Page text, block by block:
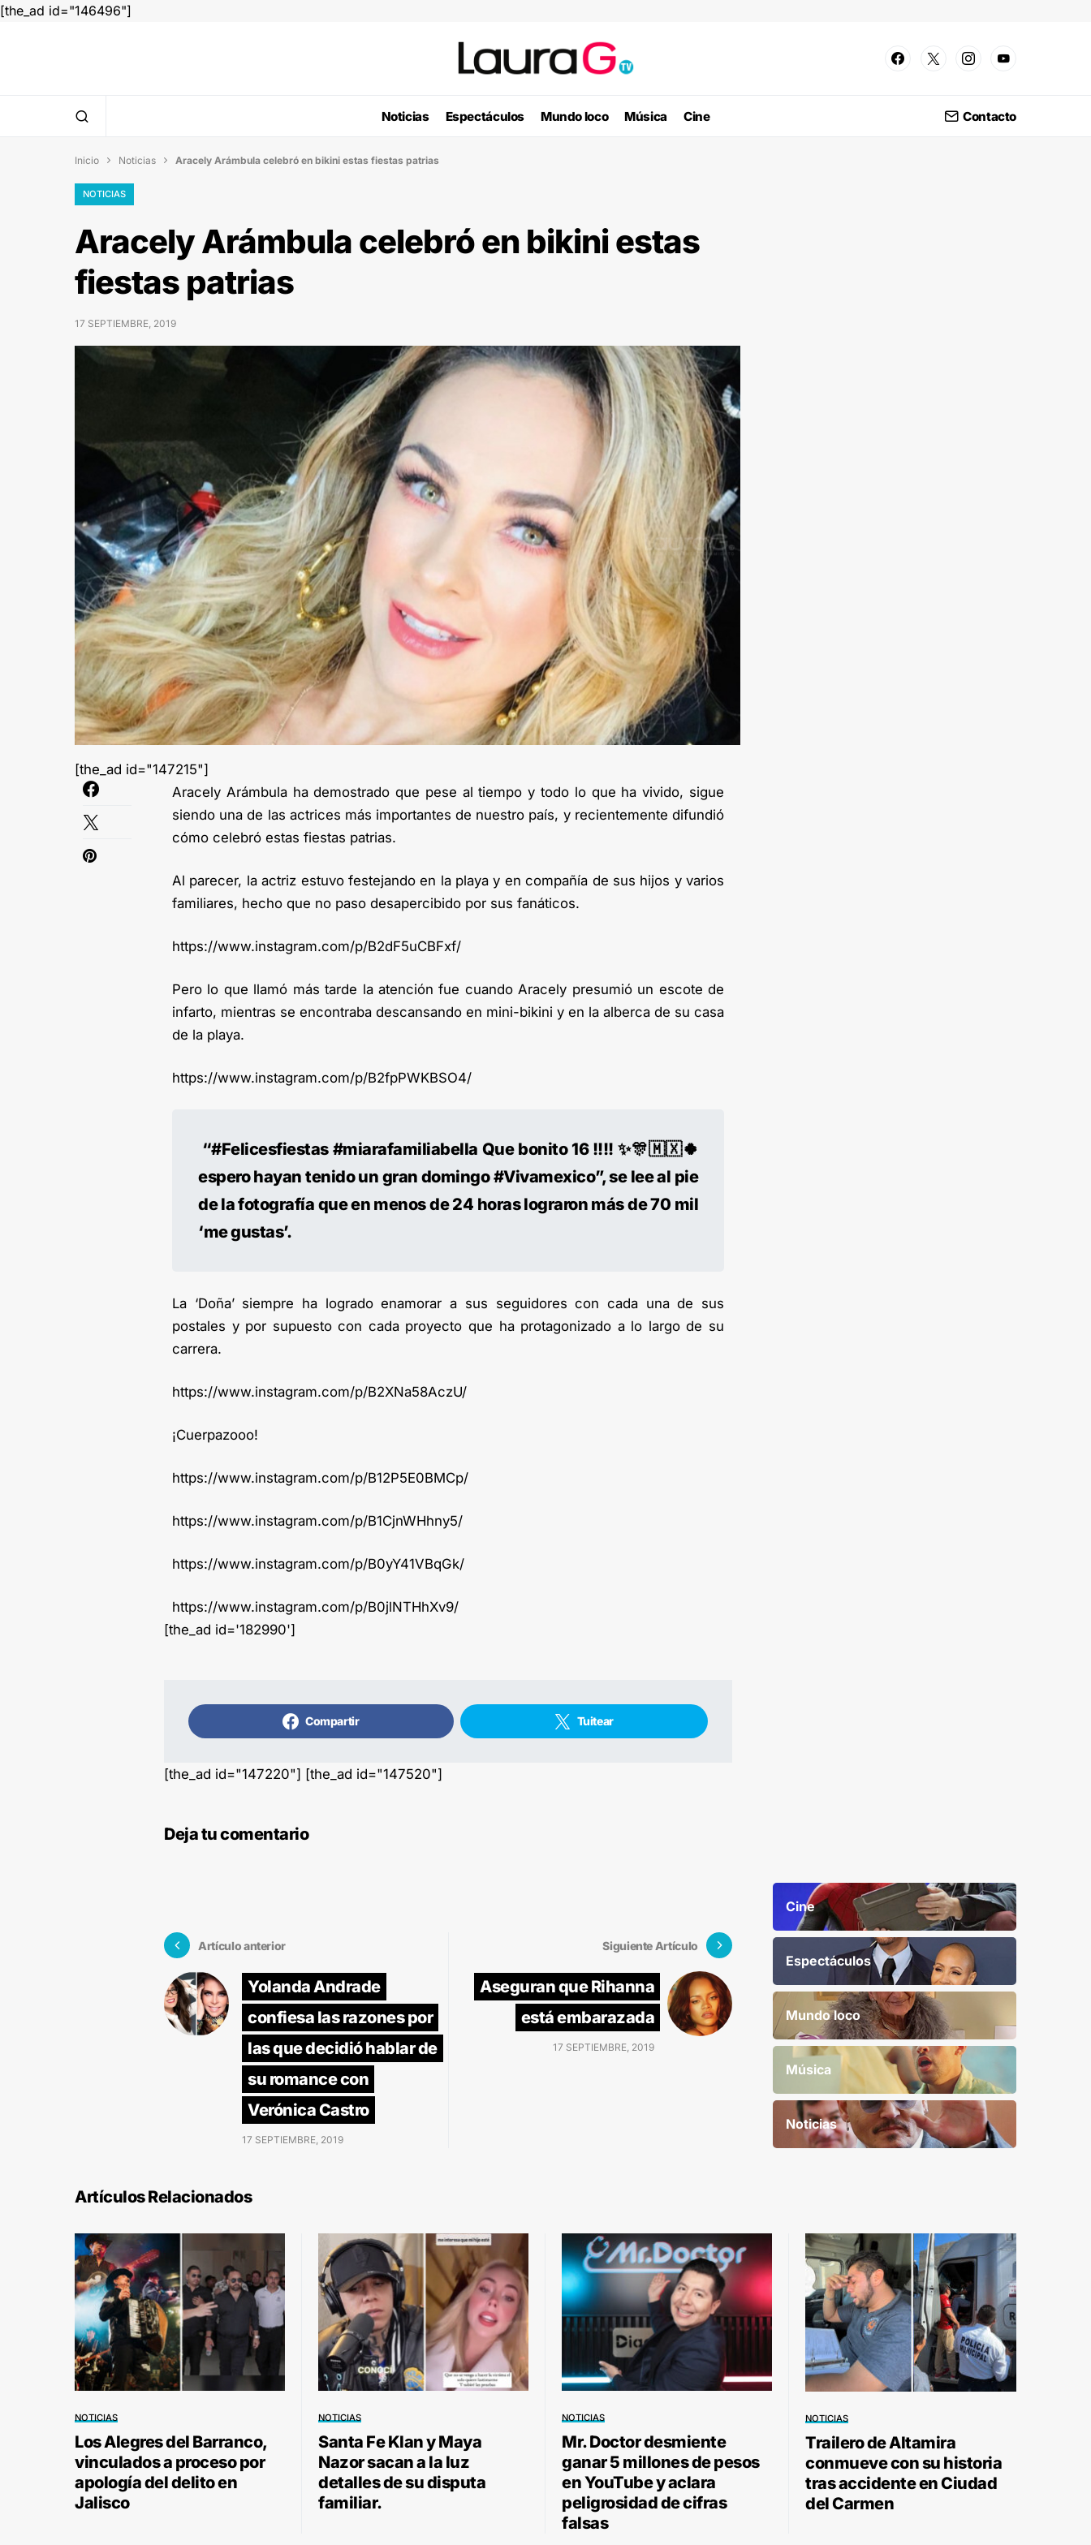
[the_ad id="146496"]
Noticias Espectáculos Mundo loco Música Cine Contacto
Inicio  Noticias  Aracely Arámbula celebró en bikini estas fiestas patrias
NOTICIAS
Aracely Arámbula celebró en bikini estas
fiestas patrias
17 SEPTIEMBRE, 2019
[the_ad id="147215"]
Aracely Arámbula ha demostrado que pese al tiempo y todo lo que ha vivido, sigue
siendo una de las actrices más importantes de nuestro país, y recientemente difundió
cómo celebró estas fiestas patrias.
Al parecer, la actriz estuvo festejando en la playa y en compañía de sus hijos y varios
familiares, hecho que no paso desapercibido por sus fanáticos.
https://www.instagram.com/p/B2dF5uCBFxf/
Pero lo que llamó más tarde la atención fue cuando Aracely presumió un escote de
infarto, mientras se encontraba descansando en mini-bikini y en la alberca de su casa
de la playa.
https://www.instagram.com/p/B2fpPWKBSO4/
“#Felicesfiestas #miarafamiliabella Que bonito 16 !!!! ✨🎊🇲🇽🍀
espero hayan tenido un gran domingo #Vivamexico”, se lee al pie
de la fotografía que en menos de 24 horas lograron más de 70 mil
‘me gustas’.
La ‘Doña’ siempre ha logrado enamorar a sus seguidores con cada una de sus
postales y por supuesto con cada proyecto que ha protagonizado a lo largo de su
carrera.
https://www.instagram.com/p/B2XNa58AczU/
¡Cuerpazooo!
https://www.instagram.com/p/B12P5E0BMCp/
https://www.instagram.com/p/B1CjnWHhny5/
https://www.instagram.com/p/B0yY41VBqGk/
https://www.instagram.com/p/B0jlNTHhXv9/
[the_ad id='182990']
Compartir Tuitear
[the_ad id="147220"] [the_ad id="147520"]
Deja tu comentario
Artículo anterior
Yolanda Andrade
confiesa las razones por
las que decidió hablar de
su romance con
Verónica Castro
17 SEPTIEMBRE, 2019
Siguiente Artículo
Aseguran que Rihanna
está embarazada
17 SEPTIEMBRE, 2019
Cine
Espectáculos
Mundo loco
Música
Noticias
Artículos Relacionados
NOTICIAS
Los Alegres del Barranco,
vinculados a proceso por
apología del delito en
Jalisco
NOTICIAS
Santa Fe Klan y Maya
Nazor sacan a la luz
detalles de su disputa
familiar.
NOTICIAS
Mr. Doctor desmiente
ganar 5 millones de pesos
en YouTube y aclara
peligrosidad de cifras
falsas
NOTICIAS
Trailero de Altamira
conmueve con su historia
tras accidente en Ciudad
del Carmen